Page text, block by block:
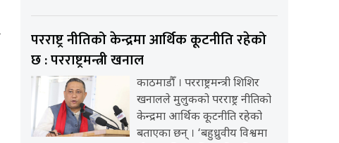
परराष्ट्र नीतिको केन्द्रमा आर्थिक कूटनीति रहेको
छ : परराष्ट्रमन्त्री खनाल
काठमाडौँ । परराष्ट्रमन्त्री शिशिर
खनालले मुलुकको परराष्ट्र नीतिको
केन्द्रमा आर्थिक कूटनीति रहेको
बताएका छन् । ‘बहुध्रुवीय विश्वमा